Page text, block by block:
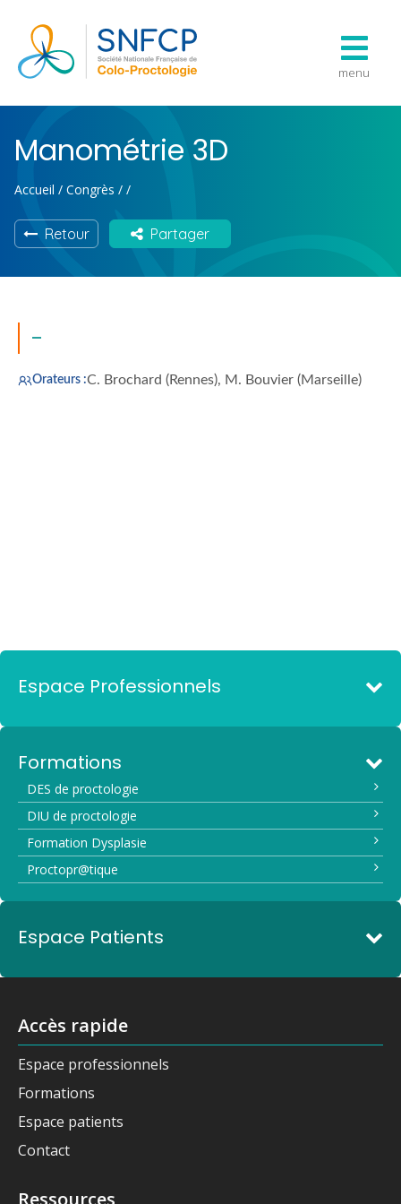
menu
Manométrie 3D
Accueil / Congrès / /
Retour Partager
-
Orateurs :C. Brochard (Rennes), M. Bouvier (Marseille)
Espace Professionnels
Formations
DES de proctologie
DIU de proctologie
Formation Dysplasie
Proctopr@tique
Espace Patients
Accès rapide
Espace professionnels
Formations
Espace patients
Contact
Ressources